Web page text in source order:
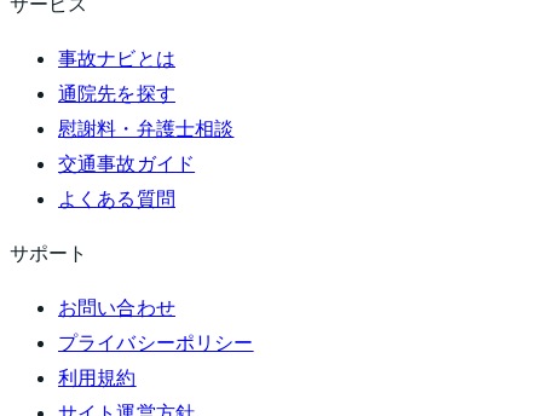
事故ナビとは
通院先を探す
慰謝料・弁護士相談
交通事故ガイド
よくある質問
サポート
お問い合わせ
プライバシーポリシー
利用規約